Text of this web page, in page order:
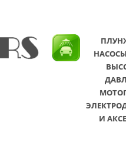
И